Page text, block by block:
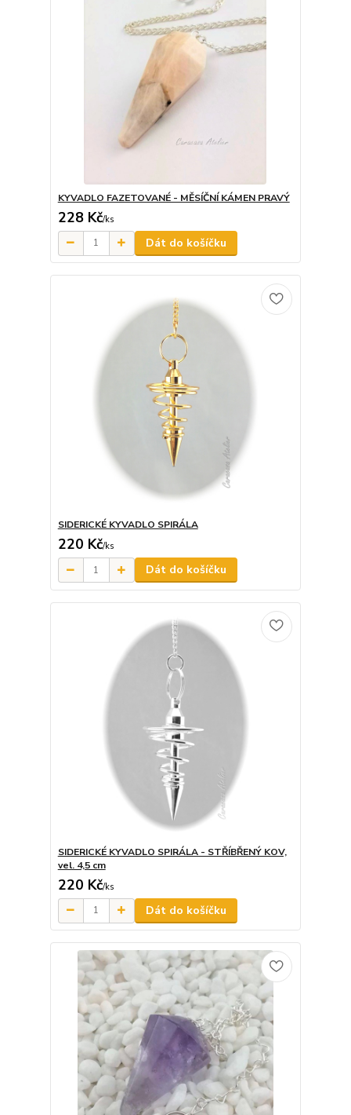
KYVADLO FAZETOVANÉ - MĚSÍČNÍ KÁMEN PRAVÝ
228 Kč/ks
Dát do košíčku
SIDERICKÉ KYVADLO SPIRÁLA
220 Kč/ks
Dát do košíčku
SIDERICKÉ KYVADLO SPIRÁLA - STŘÍBŘENÝ KOV,
vel. 4,5 cm
220 Kč/ks
Dát do košíčku